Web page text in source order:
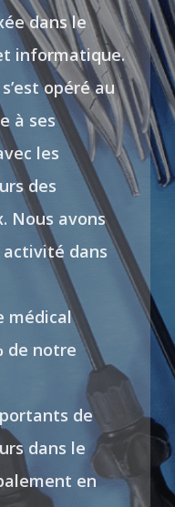
dans le
informatique.
opéré au
à ses
les
des
Nous avons
activité dans
médical
de notre
de
dans le
en